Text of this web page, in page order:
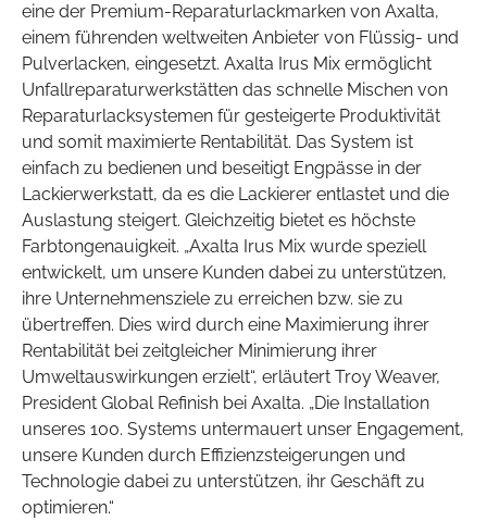
eine der Premium-Reparaturlackmarken von Axalta,
einem führenden weltweiten Anbieter von Flüssig- und
Pulverlacken, eingesetzt. Axalta Irus Mix ermöglicht
Unfallreparaturwerkstätten das schnelle Mischen von
Reparaturlack­systemen für gesteigerte Produktivität
und somit maximierte Rentabilität. Das System ist
einfach zu bedienen und beseitigt Engpässe in der
Lackierwerkstatt, da es die Lackierer entlastet und die
Auslastung steigert. Gleichzeitig bietet es höchste
Farbtongenauigkeit. „Axalta Irus Mix wurde speziell
entwickelt, um unsere Kunden dabei zu unterstützen,
ihre Unternehmensziele zu erreichen bzw. sie zu
übertreffen. Dies wird durch eine Maximierung ihrer
Rentabilität bei zeitgleicher Minimierung ihrer
Umweltauswirkungen erzielt“, erläutert Troy Weaver,
President Global Refinish bei Axalta. „Die Installation
unseres 100. Systems untermauert unser Engagement,
unsere Kunden durch Effizienzsteigerungen und
Technologie dabei zu unterstützen, ihr Geschäft zu
optimieren.“